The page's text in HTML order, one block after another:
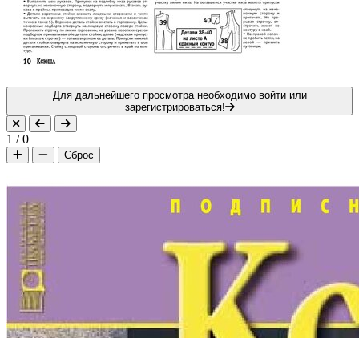
Для дальнейшего просмотра необходимо войти или
зарегистрироваться!
1 /0
Сброс